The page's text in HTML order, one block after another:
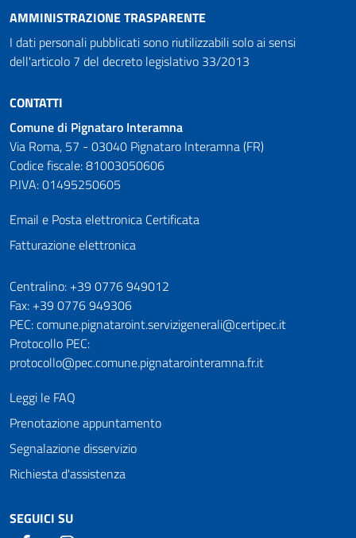
AMMINISTRAZIONE TRASPARENTE
I dati personali pubblicati sono riutilizzabili solo ai sensi
dell'articolo 7 del decreto legislativo 33/2013
CONTATTI
Comune di Pignataro Interamna
Via Roma, 57 - 03040 Pignataro Interamna (FR)
Codice fiscale: 81003050606
P.IVA: 01495250605
Email e Posta elettronica Certificata
Fatturazione elettronica
Numeri utili
Centralino: +39 0776 949012
Fax: +39 0776 949306
PEC: comune.pignataroint.servizigenerali@certipec.it
Protocollo PEC:
protocollo@pec.comune.pignatarointeramna.fr.it
Leggi le FAQ
Prenotazione appuntamento
Segnalazione disservizio
Richiesta d'assistenza
SEGUICI SU